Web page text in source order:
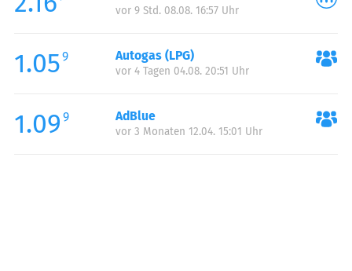
vor 9 Std. 08.08. 16:57 Uhr
1.059 Autogas (LPG)
vor 4 Tagen 04.08. 20:51 Uhr
1.09 9 AdBlue
vor 3 Monaten 12.04. 15:01 Uhr